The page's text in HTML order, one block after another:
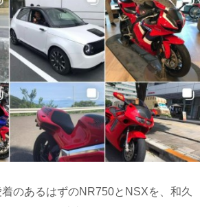
のあるはずのNR750とNSXを、和久